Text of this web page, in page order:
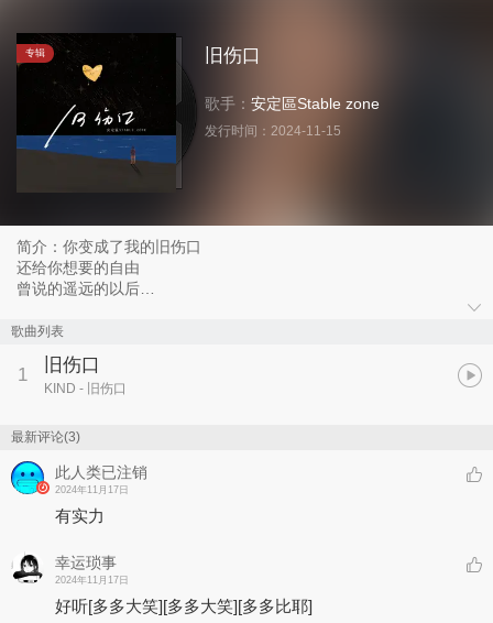
专辑 旧伤口
歌手： 安定區Stable zone
发行时间： 2024-11-15
简介：你变成了我的旧伤口
还给你想要的自由
曾说的遥远的以后
歌曲列表
1 旧伤口
KIND - 旧伤口
最新评论(3)
此人类已注销
2024年11月17日
有实力
幸运琐事
2024年11月17日
好听[多多大笑][多多大笑][多多比耶]